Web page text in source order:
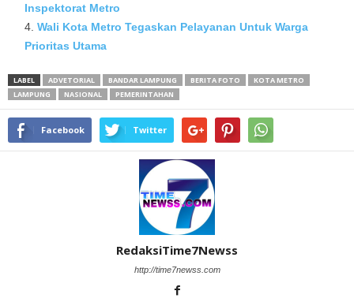
Inspektorat Metro
Wali Kota Metro Tegaskan Pelayanan Untuk Warga
Prioritas Utama
LABEL ADVETORIAL BANDAR LAMPUNG BERITA FOTO
KOTA METRO
LAMPUNG
NASIONAL PEMERINTAHAN
Facebook Twitter
RedaksiTime7Newss
http://time7newss.com